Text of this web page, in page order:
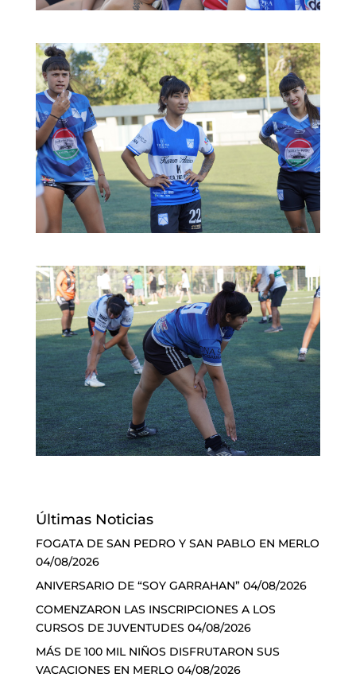
Últimas Noticias
FOGATA DE SAN PEDRO Y SAN PABLO EN MERLO
04/08/2026
ANIVERSARIO DE “SOY GARRAHAN” 04/08/2026
COMENZARON LAS INSCRIPCIONES A LOS
CURSOS DE JUVENTUDES 04/08/2026
MÁS DE 100 MIL NIÑOS DISFRUTARON SUS
VACACIONES EN MERLO 04/08/2026